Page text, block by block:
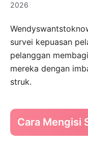
2026
survei kepuasan
pelanggan
mereka dengan
struk.
Cara Mengisi